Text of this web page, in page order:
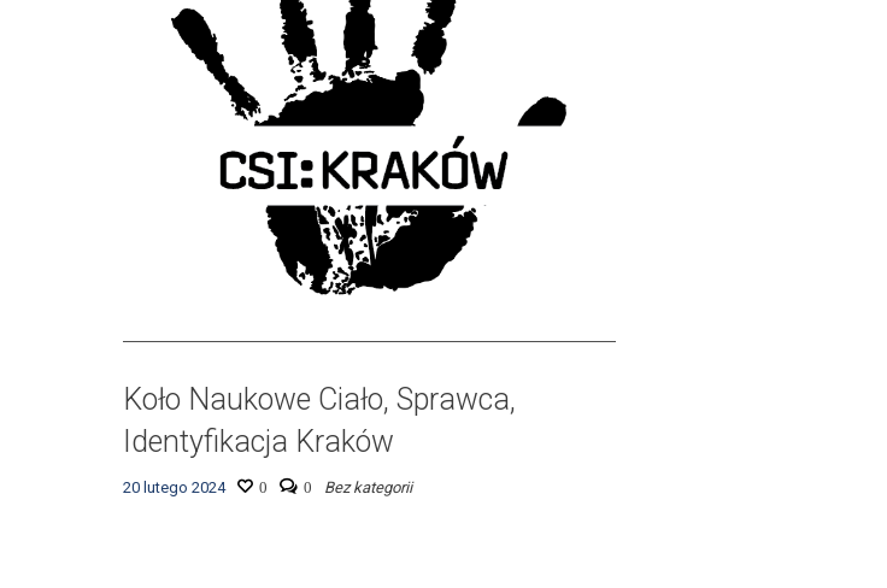
Koło Naukowe Ciało, Sprawca,
Identyfikacja Kraków
20 lutego 2024 0 0 Bez kategorii